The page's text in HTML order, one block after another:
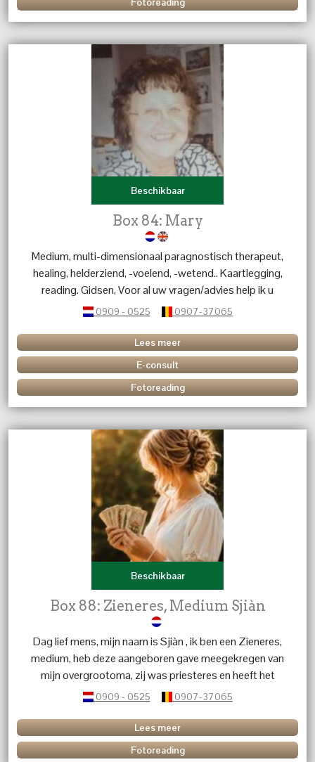
Beschikbaar
Box 84: Mary
Medium, multi-dimensionaal paragnostisch therapeut,
healing, helderziend, -voelend, -wetend.. Kaartlegging,
reading. Gidsen, Voor al uw vragen/advies help ik u
graag verder.
0909 - 0525 0907-37065
Lees meer
E-consult
Fotoreading
Beschikbaar
Box 88: Zieneres, Medium Sjiàn
Dag lief mens, mijn naam is Sjiàn , ik ben een Zieneres,
medium, heb deze aangeboren gave meegekregen van
mijn overgrootoma, zij was priesteres en heeft het
stokje doorgeven in de familie ,, ik ben al mijn hele leven
mogen begeleiden bij hun processen , reis in het leven.
Geen vraag is mij te gek, ik kom snel tot de kern daar
0909 - 0525 0907-37065
Lees meer
Fotoreading